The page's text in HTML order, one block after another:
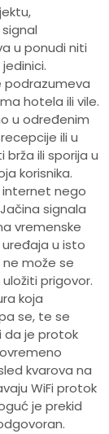
u ponudi niti
podrazumeva
hotela ili vile.
u određenim
ili u
brža ili sporija u
korisnika.
internet nego
signala
vremenske
u isto
može se
prigovor.
koja
se, te se
da je protok
kvarova na
WiFi protok
je prekid